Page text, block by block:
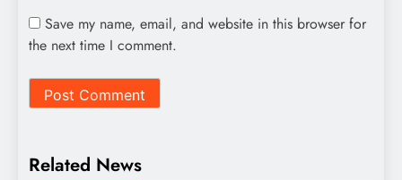
Save my name, email, and website in this browser for
the next time I comment.
Related News